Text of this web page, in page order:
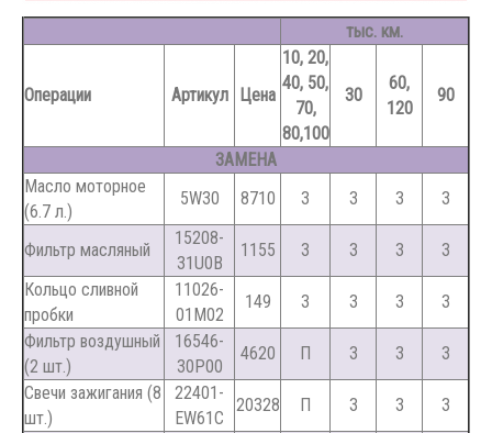
тыс. км.
Операции Артикул Цена
10, 20,
40, 50,
70,
80,100
30
60,
120
90
ЗАМЕНА
Масло моторное
(6.7 л.)
5W30 8710 З З З З
Фильтр масляный
15208-
31U0B
1155 З З З
З
Кольцо сливной
пробки
11026-
01M02
149 З З З
З
Фильтр воздушный
(2 шт.)
16546-
30P00
4620 П З З
З
Свечи зажигания (8
шт.)
22401-
EW61C
20328 П З З
З